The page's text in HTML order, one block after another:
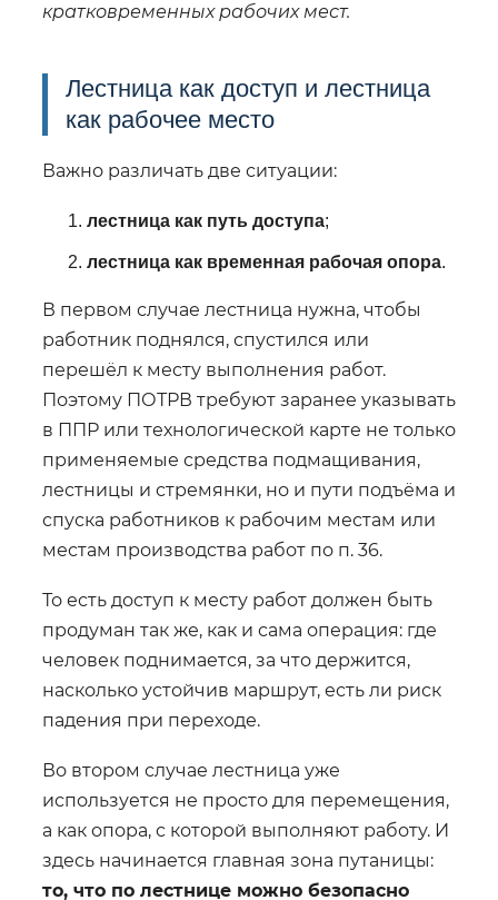
кратковременных рабочих мест.
Лестница как доступ и лестница
как рабочее место
Важно различать две ситуации:
лестница как путь доступа;
лестница как временная рабочая опора.
В первом случае лестница нужна, чтобы
работник поднялся, спустился или
перешёл к месту выполнения работ.
Поэтому ПОТРВ требуют заранее указывать
в ППР или технологической карте не только
применяемые средства подмащивания,
лестницы и стремянки, но и пути подъёма и
спуска работников к рабочим местам или
местам производства работ по п. 36.
То есть доступ к месту работ должен быть
продуман так же, как и сама операция: где
человек поднимается, за что держится,
насколько устойчив маршрут, есть ли риск
падения при переходе.
Во втором случае лестница уже
используется не просто для перемещения,
а как опора, с которой выполняют работу. И
здесь начинается главная зона путаницы:
то, что по лестнице можно безопасно